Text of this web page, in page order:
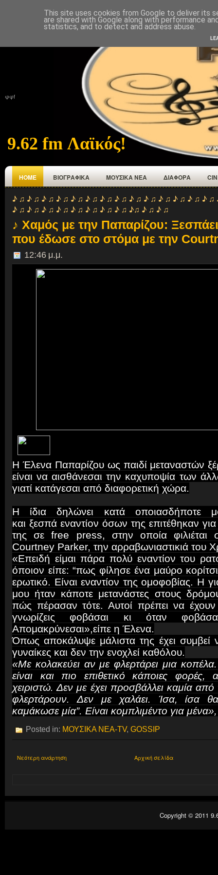
ΠΟΙΟΙ ΕΜΑΣΤΕ ΑΝΑΜΕΤΑΔΟΤΕΣ ΕΠΙΚΟΙΝΩΝΙΑ
φφf
9.62 fm Λαϊκός!
HOME ΒΙΟΓΡΑΦΙΚΑ ΜΟΥΣΙΚΑ ΝΕΑ ΔΙΑΦΟΡΑ
♪ ♫ ♪ ♫ ♪ ♫ ♪ ♫ ♪ ♫ ♪ ♫ ♪ ♫ ♪ ♫ ♪ ♫ ♪ ♫ ♪ ♫ ♪ ♫ ♪ ♫ ♪
♪ ♫ ♪ ♫ ♪ ♫ ♪ ♫ ♪ ♫ ♪ ♫ ♪ ♫ ♪ ♫ ♪♫ ♪ ♫ ♪ ♫
♪ Χαμός με την Παπαρίζου: Ξεσπάει
που έδωσε στο στόμα με την
12:46 μ.μ.
Η Έλενα Παπαρίζου ως παιδί μεταναστών
είναι να αισθάνεσαι την καχυποψία των
γιατί κατάγεσαι από διαφορετική χώρα.
Η ίδια δηλώνει κατά οποιασδήποτε
και ξεσπά εναντίον όσων της επιτέθηκαν
της σε free press, στην οποία φιλιέται
Courtney Parker, την αρραβωνιαστικιά του
«Επειδή είμαι πάρα πολύ εναντίον του
όποιον είπε: “πως φίλησε ένα μαύρο
ερωτικό. Είναι εναντίον της ομοφοβίας. Η
μου ήταν κάποτε μετανάστες στους
πώς πέρασαν τότε. Αυτοί πρέπει να
γνωρίζεις φοβάσαι κι όταν
Απομακρύνεσαι»,είπε η Έλενα.
Όπως αποκάλυψε μάλιστα της έχει συμβεί
γυναίκες και δεν την ενοχλεί καθόλου.
«Με κολακεύει αν με φλερτάρει μια
είναι και πιο επιθετικό κάποιες
χειριστώ. Δεν με έχει προσβάλλει καμία
φλερτάρουν. Δεν με χαλάει. Ίσα, ίσα
καμάκωσε μία”. Είναι κομπλιμέντο για μένα»,
Posted in: ΜΟΥΣΙΚΑ ΝΕΑ-TV, GOSSIP
Νεότερη ανάρτηση Αρχική σελίδα
Copyright © 2011
This site uses cookies from Google to deliver its
are shared with Google along with performance
statistics, and to detect and address abuse.